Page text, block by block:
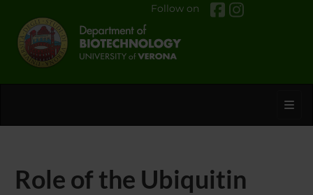
Follow on
Role of the Ubiquitin